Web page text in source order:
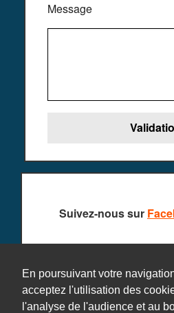
En poursuivant votre
acceptez l'utilisation des
l'analyse de l'audience et au
Message
Suivez-nous sur
Contact